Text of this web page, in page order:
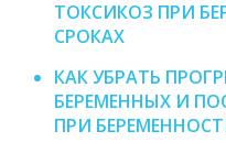
ТОКСИКОЗ ПРИ
СРОКАХ
КАК УБРАТЬ
БЕРЕМЕННЫХ И
ПРИ